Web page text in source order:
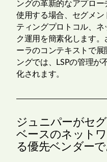
ングの革新的なアプロ
使用する場合、セグメ
ティングプロトコル、
ク運用を簡素化します
ーラのコンテキストで
ングでは、LSPの管理が
化されます。
ジュニパーがセ
ベースのネット
る優先ベンダー